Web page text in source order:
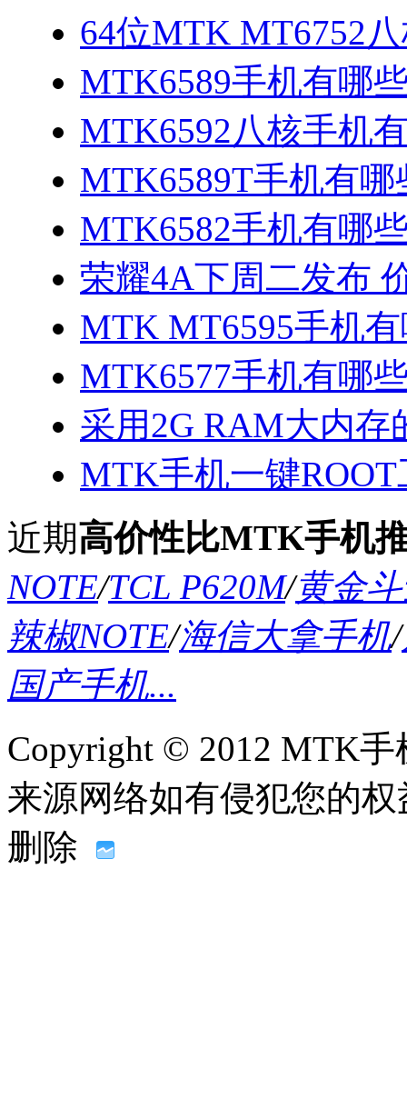
64位MTK MT6752
MTK6589手机有哪
MTK6592八核手机
MTK6589T手机有
MTK6582手机有哪
荣耀4A下周二发布
MTK MT6595手机
MTK6577手机有哪
采用2G RAM大内存
MTK手机一键ROOT
近期高价性比MTK手机
NOTE/TCL P620M/黄金
辣椒NOTE/海信大拿手机/
国产手机...
Copyright © 2012 MTK
来源网络如有侵犯您的
删除